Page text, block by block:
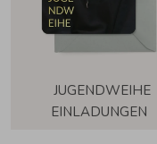
JUGENDWEIHE
EINLADUNGEN